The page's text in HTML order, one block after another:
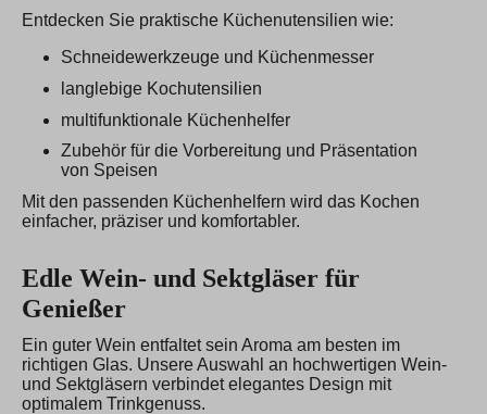
Entdecken Sie praktische Küchenutensilien wie:
Schneidewerkzeuge und Küchenmesser
langlebige Kochutensilien
multifunktionale Küchenhelfer
Zubehör für die Vorbereitung und Präsentation
von Speisen
Mit den passenden Küchenhelfern wird das Kochen
einfacher, präziser und komfortabler.
Edle Wein- und Sektgläser für
Genießer
Ein guter Wein entfaltet sein Aroma am besten im
richtigen Glas. Unsere Auswahl an hochwertigen Wein-
und Sektgläsern verbindet elegantes Design mit
optimalem Trinkgenuss.